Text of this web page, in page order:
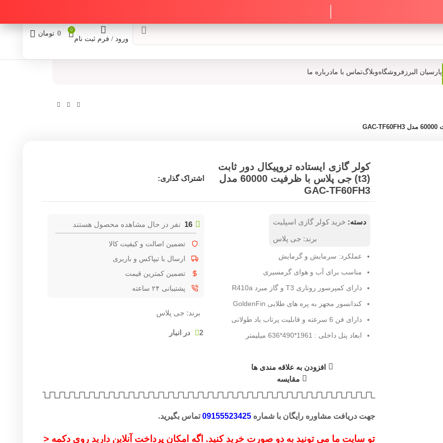
ورود / فرم ثبت نام
0 تومان 0
پارسیان البرز فروشگاهوبلاگتماس با مادرباره ما
کولر گازی ایستاده تروپیکال دور ثابت
(t3) جی پلاس با ظرفیت 60000 مدل
GAC-TF60FH3
اشتراک گذاری:
دسته: خرید کولر گازی اسپلیت
برند: جی پلاس
عملکرد: سرمايش و گرمایش
مناسب برای آب و هوای گرمسیری
دارای کمپرسور روتاری T3 و گاز مبرد R410a
کندانسور مجهز به پره های طلایی GoldenFin
دارای فن 6 سرعته و قابلیت پرتاب باد طولانی
ابعاد پنل داخلی : 1961*490*636 میلیمتر
افزودن به علاقه مندی ها
مقایسه
16 نفر در حال مشاهده محصول هستند
تضمین اصالت و کیفیت کالا
ارسال با تیپاکس و باربری
تضمین کمترین قیمت
پشتیبانی ۲۴ ساعته
برند: جی پلاس
2 در انبار
جهت دریافت مشاوره رایگان با شماره 09155523425 تماس بگیرید.
تو سایت ما می تونید به دو صورت خرید کنید. اگه امکان پرداخت آنلاین دارید روی دکمه <